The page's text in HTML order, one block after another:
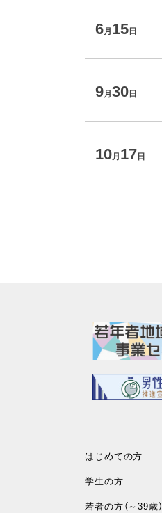
6月15日
9月30日
10月17日
はじめての方
学生の方
若者の方（～39歳）